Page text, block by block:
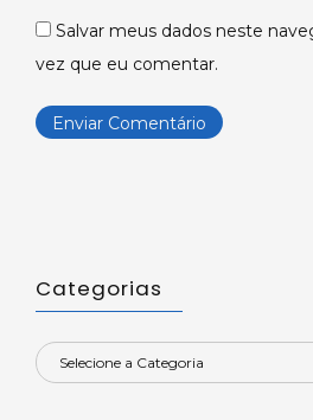
Salvar meus dados neste
vez que eu comentar.
Categorias